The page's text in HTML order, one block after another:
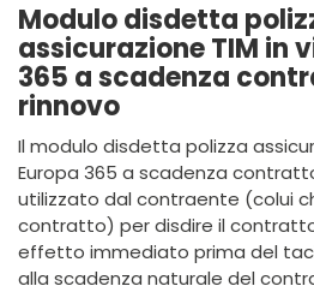
Modulo disdetta
assicurazione TIM in
365 a scadenza
rinnovo
Il modulo disdetta polizza
Europa 365 a scadenza
utilizzato dal contraente (colui
contratto) per disdire il
effetto immediato prima del
alla scadenza naturale del